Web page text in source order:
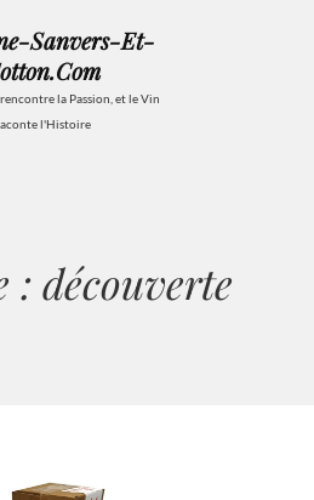
Sanvers-Et-
la Passion, et le Vin
l'Histoire
: découverte